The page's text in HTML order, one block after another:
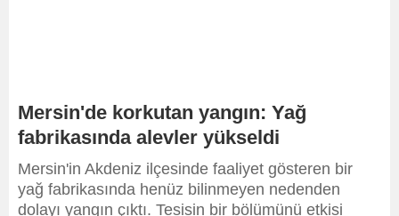
Mersin'de korkutan yangın: Yağ
fabrikasında alevler yükseldi
Mersin'in Akdeniz ilçesinde faaliyet gösteren bir
yağ fabrikasında henüz bilinmeyen nedenden
dolayı yangın çıktı. Tesisin bir bölümünü etkisi